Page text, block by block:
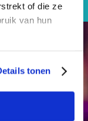
of die ze
van hun
tonen